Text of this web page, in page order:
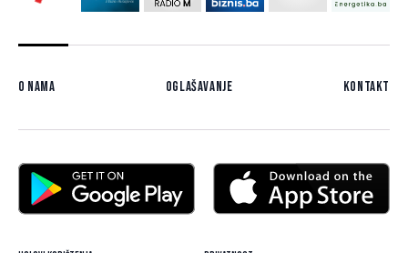
O nama Oglašavanje Kontakt